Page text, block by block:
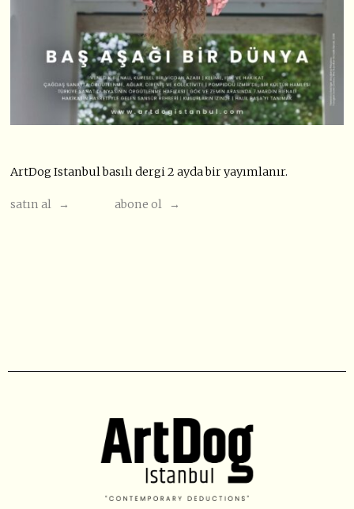
ArtDog Istanbul basılı dergi 2 ayda bir yayımlanır.
satın al → abone ol →